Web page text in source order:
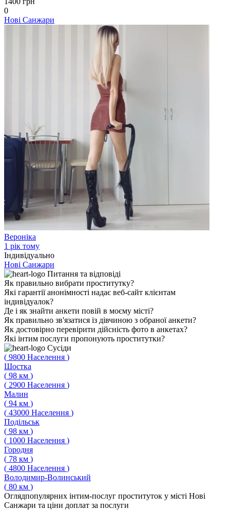
0
Нові Санжари
Вероніка
1 рік тому
Індивідуально
Нові Санжари
Питання та відповіді
Як правильно вибрати проститутку?
Які гарантії анонімності надає веб-сайт клієнтам
індивідуалок?
Де і як знайти анкети повій в моєму місті?
Як правильно зв'язатися із дівчиною з обраної анкети?
Як достовірно перевірити дійсність фото в анкетах?
Які інтим послуги пропонують проститутки?
Сусіди
( 9800 Населення )
Шостка
( 98 км )
( 2900 Населення )
Малин
( 94 км )
( 43000 Населення )
Подільськ
( 98 км )
( 1000 Населення )
Городня
( 78 км )
( 4800 Населення )
Володимир-Волинський
( 80 км )
Оглядпопулярних інтим-послуг проституток у місті Нові
Санжари та ціни доплат за послуги